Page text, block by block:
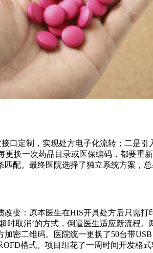
口定制，实现处方电子化流转；二是
换一次药品目录或医保编码，都要重
配。最终医院选择了独立系统方案，
变：原本医生在HIS开具处方后只需
时取消’的方式，倒逼医生适应新流程
密二维码。医院统一更换了50台带
格式。项目组花了一周时间开发格